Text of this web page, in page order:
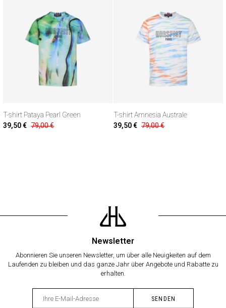
T-shirt Pataya Pearl Green
39,50 € 79,00 €
T-shirt Amnesia Australe
39,50 € 79,00 €
Newsletter
Abonnieren Sie unseren Newsletter, um über alle Neuigkeiten auf dem
Laufenden zu bleiben und das ganze Jahr über Angebote und Rabatte zu
erhalten.